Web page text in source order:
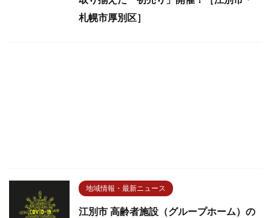
札幌市厚別区］
地域情報・最新ニュース
江別市 高齢者施設（グループホーム）の